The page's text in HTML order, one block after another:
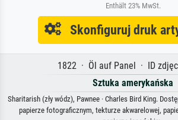
Enthält 23% MwSt.
Skonfiguruj druk
1822 · Öl auf Panel · ID
Sztuka amerykańska
Sharitarish (zły wódz), Pawnee · Charles Bird King.
papierze fotograficznym, tekturze akwarelowej,